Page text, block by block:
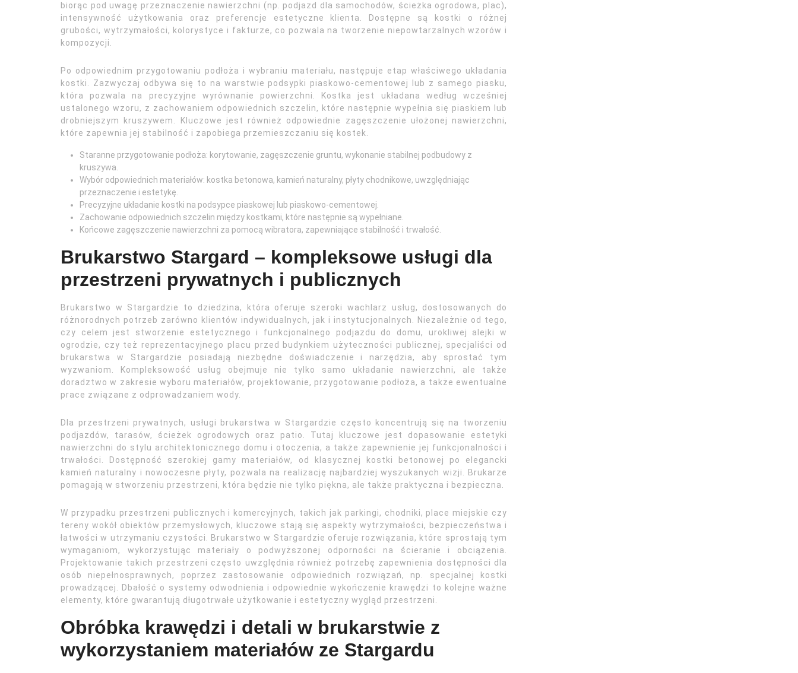
biorąc pod uwagę przeznaczenie nawierzchni (np. podjazd dla samochodów, ścieżka ogrodowa, plac),
intensywność użytkowania oraz preferencje estetyczne klienta. Dostępne są kostki o różnej
grubości, wytrzymałości, kolorystyce i fakturze, co pozwala na tworzenie niepowtarzalnych wzorów i
kompozycji.
Po odpowiednim przygotowaniu podłoża i wybraniu materiału, następuje etap właściwego układania
kostki. Zazwyczaj odbywa się to na warstwie podsypki piaskowo-cementowej lub z samego piasku,
która pozwala na precyzyjne wyrównanie powierzchni. Kostka jest układana według wcześniej
ustalonego wzoru, z zachowaniem odpowiednich szczelin, które następnie wypełnia się piaskiem lub
drobniejszym kruszywem. Kluczowe jest również odpowiednie zagęszczenie ułożonej nawierzchni,
które zapewnia jej stabilność i zapobiega przemieszczaniu się kostek.
Staranne przygotowanie podłoża: korytowanie, zagęszczenie gruntu, wykonanie stabilnej podbudowy z
kruszywa.
Wybór odpowiednich materiałów: kostka betonowa, kamień naturalny, płyty chodnikowe, uwzględniając
przeznaczenie i estetykę.
Precyzyjne układanie kostki na podsypce piaskowej lub piaskowo-cementowej.
Zachowanie odpowiednich szczelin między kostkami, które następnie są wypełniane.
Końcowe zagęszczenie nawierzchni za pomocą wibratora, zapewniające stabilność i trwałość.
Brukarstwo Stargard – kompleksowe usługi dla
przestrzeni prywatnych i publicznych
Brukarstwo w Stargardzie to dziedzina, która oferuje szeroki wachlarz usług, dostosowanych do
różnorodnych potrzeb zarówno klientów indywidualnych, jak i instytucjonalnych. Niezależnie od tego,
czy celem jest stworzenie estetycznego i funkcjonalnego podjazdu do domu, urokliwej alejki w
ogrodzie, czy też reprezentacyjnego placu przed budynkiem użyteczności publicznej, specjaliści od
brukarstwa w Stargardzie posiadają niezbędne doświadczenie i narzędzia, aby sprostać tym
wyzwaniom. Kompleksowość usług obejmuje nie tylko samo układanie nawierzchni, ale także
doradztwo w zakresie wyboru materiałów, projektowanie, przygotowanie podłoża, a także ewentualne
prace związane z odprowadzaniem wody.
Dla przestrzeni prywatnych, usługi brukarstwa w Stargardzie często koncentrują się na tworzeniu
podjazdów, tarasów, ścieżek ogrodowych oraz patio. Tutaj kluczowe jest dopasowanie estetyki
nawierzchni do stylu architektonicznego domu i otoczenia, a także zapewnienie jej funkcjonalności i
trwałości. Dostępność szerokiej gamy materiałów, od klasycznej kostki betonowej po elegancki
kamień naturalny i nowoczesne płyty, pozwala na realizację najbardziej wyszukanych wizji. Brukarze
pomagają w stworzeniu przestrzeni, która będzie nie tylko piękna, ale także praktyczna i bezpieczna.
W przypadku przestrzeni publicznych i komercyjnych, takich jak parkingi, chodniki, place miejskie czy
tereny wokół obiektów przemysłowych, kluczowe stają się aspekty wytrzymałości, bezpieczeństwa i
łatwości w utrzymaniu czystości. Brukarstwo w Stargardzie oferuje rozwiązania, które sprostają tym
wymaganiom, wykorzystując materiały o podwyższonej odporności na ścieranie i obciążenia.
Projektowanie takich przestrzeni często uwzględnia również potrzebę zapewnienia dostępności dla
osób niepełnosprawnych, poprzez zastosowanie odpowiednich rozwiązań, np. specjalnej kostki
prowadzącej. Dbałość o systemy odwodnienia i odpowiednie wykończenie krawędzi to kolejne ważne
elementy, które gwarantują długotrwałe użytkowanie i estetyczny wygląd przestrzeni.
Obróbka krawędzi i detali w brukarstwie z
wykorzystaniem materiałów ze Stargardu